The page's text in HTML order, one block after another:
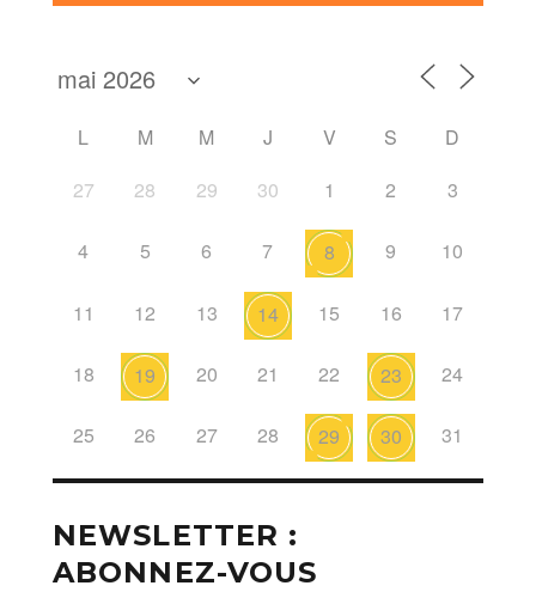
L M M J V S
D
27
28 29 30 1 2 3
4 5 6 7 8 9 10
11 12 13 14 15 16 17
18 19 20 21 22 23 24
25 26 27 28 29 30 31
NEWSLETTER :
ABONNEZ-VOUS